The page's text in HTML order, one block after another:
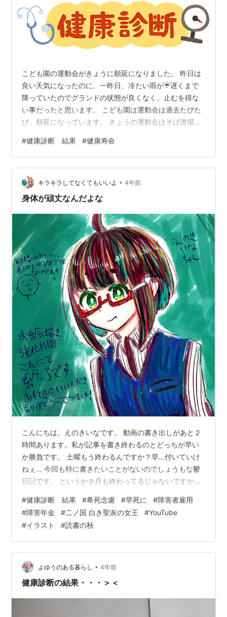
こども園の運動会がきょうに順延になりました。 昨日は
良い天気になったのに、一昨日、冷たい雨が☔️遅くまで
降っていたのでグランドの状態が良くなく、止むを得な
い事だったと思います。 こども園は運動会は過去たびた
び、順延になっています。 きょうの運動会はそば道場の
がん、大腸がんの結果がきました。 おそるおそる封筒を
開けて診断結果をみてみましたが、胃がんのところに
「精密検査」と書いてあるのが見えたのでこれはやばい
と思いました。 ところがよく見ると「精密検査不要、下
部食道憩室」となっていて、この下部食道憩室は以前の
#健康診断 結果 #健康寿命
キラキラしてなくてもいいよ • 4年前
身体が頑丈なんだよな
こんにちは。えのきいなです。 動画の書き出しがあと２
時間あります。私が記事を書き終わるのとどっちが早い
か勝負です。 土曜もう終わるんですか？早…付いていけ
ねぇ… 今回も特に書きたいことがないのでしょうもな鬱
日記です。 というか９月も終わってるじゃないですか…
リスマスが来て年末ですよね。１年早いわ… そういや金
木犀の時期ですね。 花全般、別に好きじゃないんですけ
ど金木犀だけは結構好きです。いいにおいがするので。
見た目もかわいいし。 金木犀の香水とかちょっと欲しい
けどそんな金ないからな～。 --- ・健康診断の結果、例
年通り →健康診断の結果が返っ…
#健康診断 結果 #希死念慮 #早死に #障害者雇用
#障害年金 #二ノ国 白き聖灰の女王 #YouTube
#イラスト #読書の秋
よゆうのある暮らし • 4年前
健康診断の結果・・・＞＜